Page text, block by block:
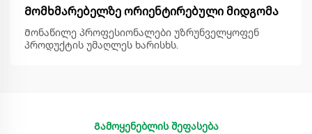
Მომხმარებელზე ორიენტირებული მიდგომა
Მონაწილე პროფესიონალები უზრუნველყოფენ
პროდუქტის უმაღლეს ხარისხს.
Გამოყენებლის შეფასება